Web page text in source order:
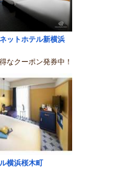
ットホテル新横浜
なクーポン発券中！
横浜桜木町